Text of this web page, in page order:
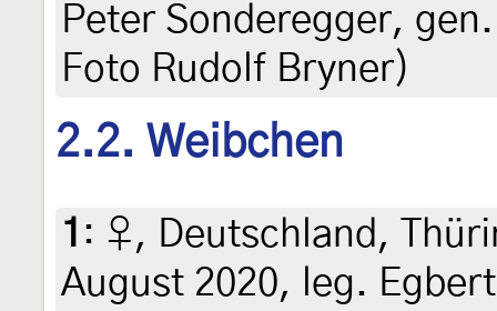
Peter Sonderegger,
Foto Rudolf Bryner)
2.2. Weibchen
1 : ♀, Deutschland,
August 2020, leg.